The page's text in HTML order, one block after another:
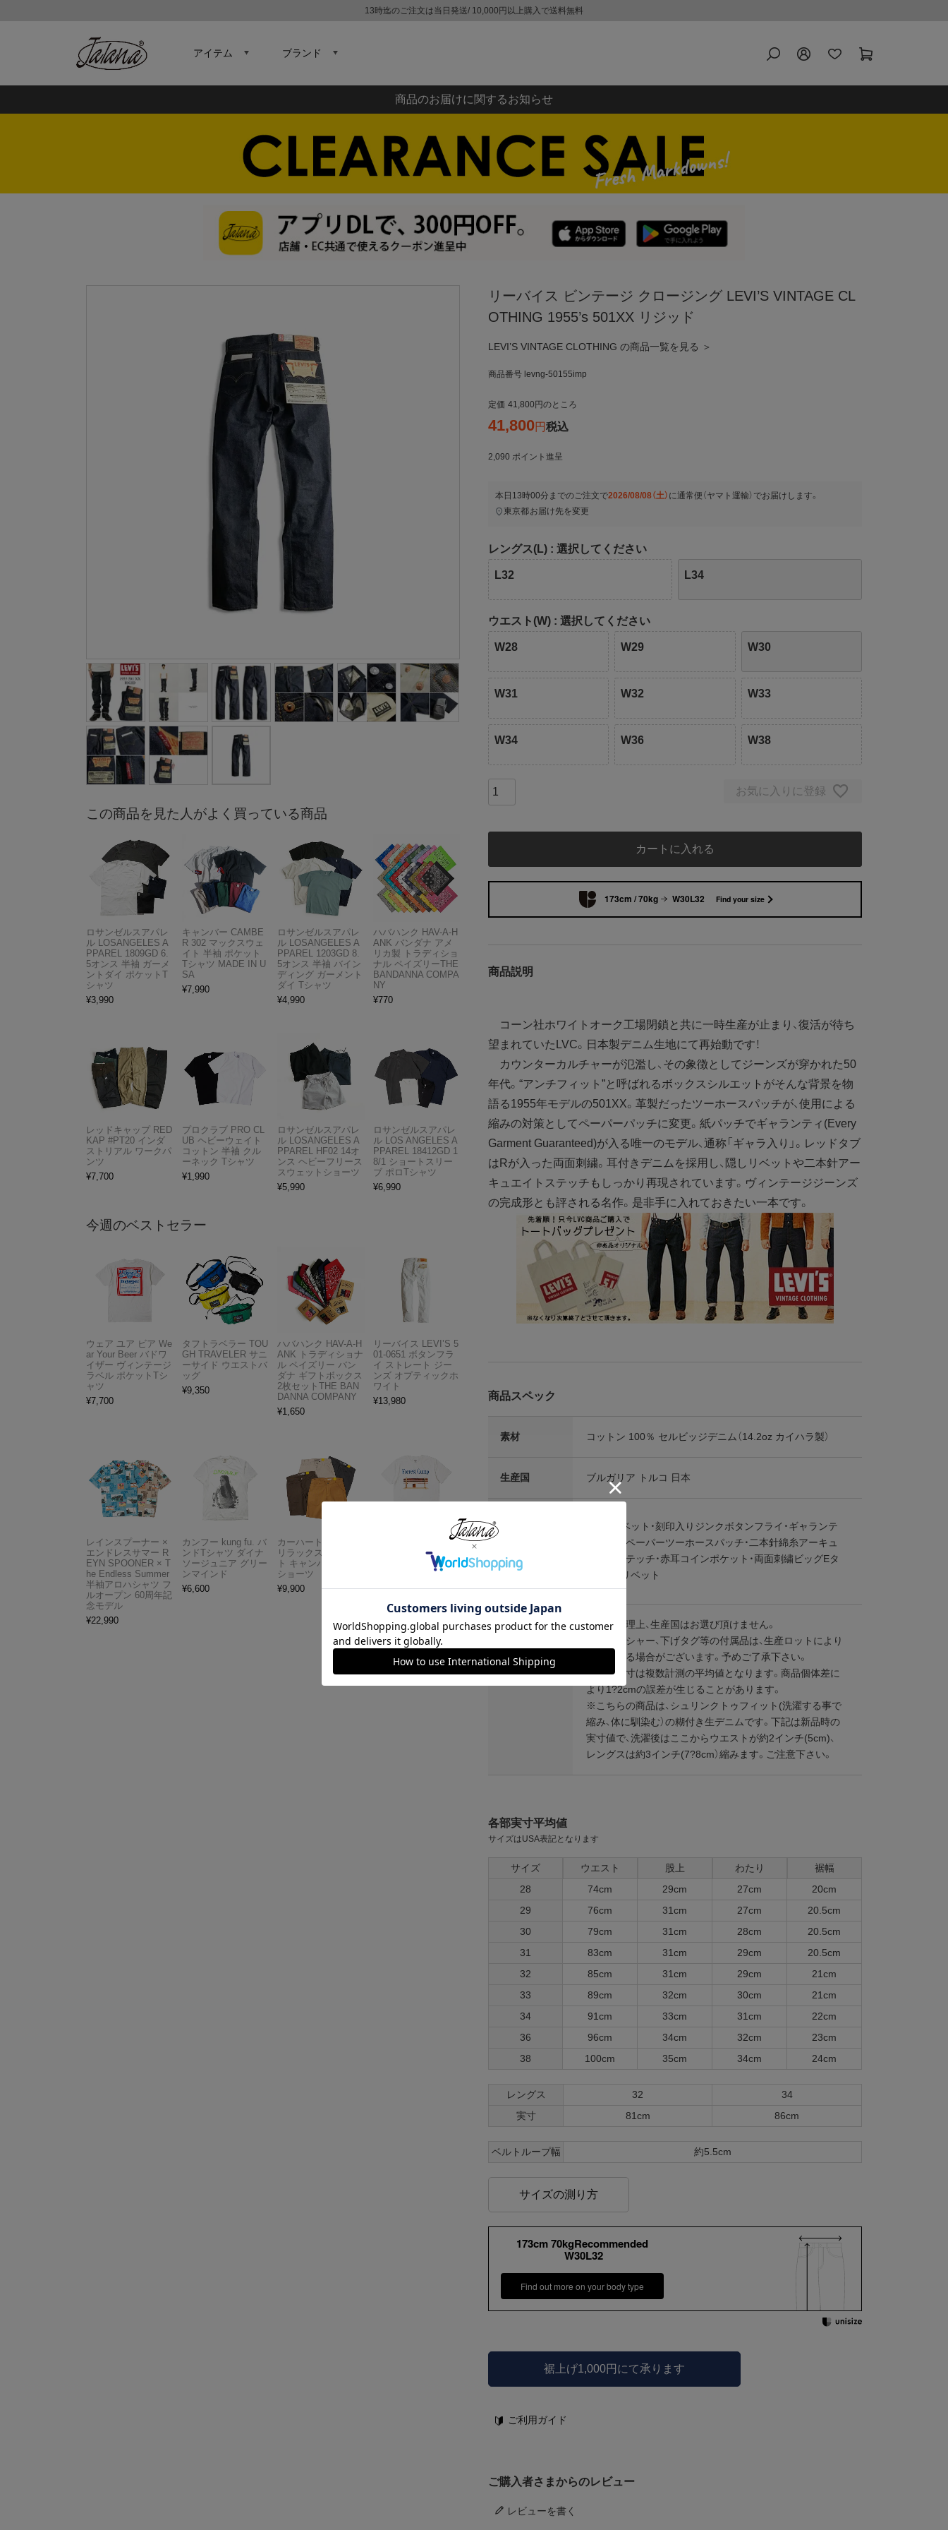
13時迄のご注文は当日発送/ 10,000円以上購入で送料無料
アイテム ブランド
商品のお届けに関するお知らせ
リーバイス ビンテージ クロージング LEVI’S VINTAGE CL
OTHING 1955’s 501XX リジッド
LEVI’S VINTAGE CLOTHING の商品一覧を見る ＞
商品番号 levng-50155imp
定価 41,800 のところ
41,800 税込
2,090 ポイント進呈
本日 13時00分 までのご注文で2026/08/08（土） に通常便（ヤマト運輸） でお届けします。
東京都お届け先を変更
レングス(L) 選択してください
L32 L34
ウエスト(W) 選択してください
W28 W29 W30
W31 W32 W33
W34 W36 W38
お気に入りに登録
カートに入れる
173cm / 70kg W30L32 Find your size
商品説明
コーン社ホワイトオーク工場閉鎖と共に一時生産が止まり、復活が待ち
望まれていたLVC。日本製デニム生地にて再始動です！
カウンターカルチャーが氾濫し、その象徴としてジーンズが穿かれた50
年代。“アンチフィット”と呼ばれるボックスシルエットがそんな背景を物
語る1955年モデルの501XX。革製だったツーホースパッチが、使用による
縮みの対策としてペーパーパッチに変更。紙パッチでギャランティ(Every
Garment Guaranteed)が入る唯一のモデル、通称「ギャラ入り」。レッドタブ
はRが入った両面刺繍。耳付きデニムを採用し、隠しリベットや二本針アー
キュエイトステッチもしっかり再現されています。ヴィンテージジーンズ
の完成形とも評される名作。是非手に入れておきたい一本です。
商品スペック
素材 コットン 100％ セルビッジデニム（14.2oz カイハラ製）
生産国 ブルガリア トルコ 日本
認くださ
・銅製リベット・刻印入りジンクボタンフライ・ギャランテ
ィー入りペーパーツーホースパッチ・二本針綿糸アーキュ
エイトステッチ・赤耳コインポケット・両面刺繍ビッグEタ
ブ・隠しリベット
その他仕様
※在庫管理上、生産国はお選び頂けません。
※フラッシャー、下げタグ等の付属品は、生産ロットにより
変更される場合がございます。予めご了承下さい。
※下記実寸は複数計測の平均値となります。商品個体差に
より1?2cmの誤差が生じることがあります。
※こちらの商品は、シュリンクトゥフィット(洗濯する事で
縮み、体に馴染む）の糊付き生デニムです。下記は新品時の
実寸値で、洗濯後はここからウエストが約2インチ(5cm)、
レングスは約3インチ(7?8cm）縮みます。ご注意下さい。
各部実寸平均値
サイズはUSA表記となります
サイズ ウエスト 股上 わたり
裾幅
28
74cm 29cm 27cm
20cm
29
76cm 31cm 27cm
20.5cm
30
79cm 31cm 28cm
20.5cm
31
83cm 31cm 29cm
20.5cm
32
85cm 31cm 29cm
21cm
33
89cm 32cm 30cm
21cm
34
91cm 33cm 31cm
22cm
36
96cm 34cm 32cm
23cm
38
100cm 35cm 34cm 24cm
レングス 32
34
実寸
81cm 86cm
ベルトループ幅 約5.5cm
サイズの測り方
173cm 70kgRecommended
W30L32
Find out more on your body type
裾上げ1,000円にて承ります
ご利用ガイド
ご購入者さまからのレビュー
レビューを書く
この商品を見た人がよく買っている商品
ロサンゼルスアパレ
ル LOSANGELES A
PPAREL 1809GD 6.
5オンス 半袖 ガーメ
ントダイ ポケットT
シャツ
¥3,990
キャンバー CAMBE
R 302 マックスウェ
イト 半袖 ポケット
Tシャツ MADE IN U
SA
¥7,990
ロサンゼルスアパレ
ル LOSANGELES A
PPAREL 1203GD 8.
5オンス 半袖 バイン
ディング ガーメント
ダイ Tシャツ
¥4,990
ハバハンク HAV-A-H
ANK バンダナ アメ
リカ製 トラディショ
ナル ペイズリーTHE
BANDANNA COMPA
NY
¥770
レッドキャップ RED
KAP #PT20 インダ
ストリアル ワークパ
ンツ
¥7,700
プロクラブ PRO CL
UB ヘビーウェイト
コットン 半袖 クル
ーネック Tシャツ
¥1,990
ロサンゼルスアパレ
ル LOSANGELES A
PPAREL HF02 14オ
ンス ヘビーフリース
スウェットショーツ
¥5,990
ロサンゼルスアパレ
ル LOS ANGELES A
PPAREL 18412GD 1
8/1 ショートスリー
ブ ポロTシャツ
¥6,990
今週のベストセラー
ウェア ユア ビア We
ar Your Beer バドワ
イザー ヴィンテージ
ラベル ポケットTシ
ャツ
¥7,700
タフトラベラー TOU
GH TRAVELER サニ
ーサイド ウエストバ
ッグ
¥9,350
ハバハンク HAV-A-H
ANK トラディショナ
ル ペイズリー バン
ダナ ギフトボックス
2枚セットTHE BAN
DANNA COMPANY
¥1,650
リーバイス LEVI’S 5
01-0651 ボタンフラ
イ ストレート ジー
ンズ オプティックホ
ワイト
¥13,980
レインスプーナー ×
エンドレスサマー R
EYN SPOONER × T
he Endless Summer
半袖アロハシャツ フ
ルオープン 60周年記
念モデル
¥22,990
カンフー kung fu. バ
ンドTシャツ ダイナ
ソージュニア グリー
ンマインド
¥6,600
カーハート Carhartt
リラックスドフィッ
ト キャンバスワーク
ショーツ
¥9,900
アメリカンクラシッ
クス AMERICAN CL
ASSICS ムービーT
シャツ フォレストガ